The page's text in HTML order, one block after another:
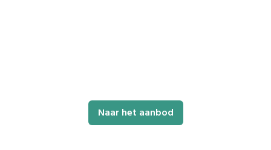
Naar het aanbod